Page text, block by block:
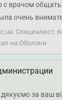
с врачом
очень
Специалист:
на Оболони
за ваш